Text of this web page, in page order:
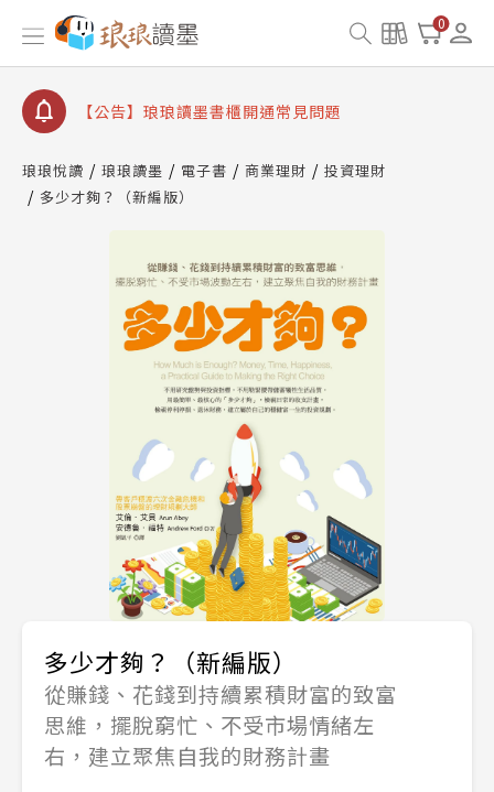
0
【公告】因 Readmoo 讀墨系統維護中，本站同步暫
停部分閱讀服務
【公告】琅琅讀墨數位閱讀資產合併與書櫃開通申請
【公告】琅琅讀墨書櫃開通常見問題
請圖文教學
【公告】琅琅書店服務升級重要說明及資產合併結果
查詢
琅琅悅讀 琅琅讀墨 電子書 商業理財
投資理財
多少才夠？（新編版）
多少才夠？（新編版）
從賺錢、花錢到持續累積財富的致富
思維，擺脫窮忙、不受市場情緒左
右，建立聚焦自我的財務計畫